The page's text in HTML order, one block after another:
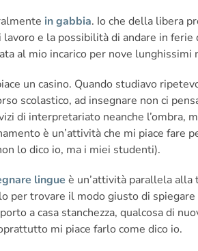
in gabbia. Io che della libera
e la possibilità di andare in
al mio incarico per nove lunghissimi
un casino. Quando studiavo
scolastico, ad insegnare non ci
di interpretariato neanche
è un’attività che mi piace
lo dico io, ma i miei studenti).
lingue è un’attività parallela alla
per trovare il modo giusto di
a casa stanchezza, qualcosa di
mi piace farlo come dico io.